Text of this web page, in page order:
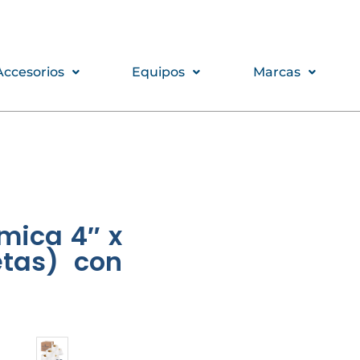
Equipos Marcas
4″ x
con
Kit
6